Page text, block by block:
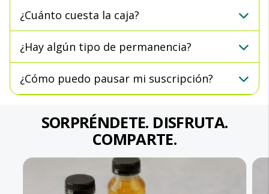
¿Cuánto cuesta la caja?
¿Hay algún tipo de permanencia?
¿Cómo puedo pausar mi suscripción?
SORPRÉNDETE. DISFRUTA.
COMPARTE.